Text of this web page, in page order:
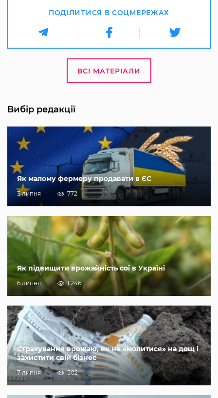
ПОДІЛИТИСЯ В СОЦМЕРЕЖАХ
ВСІ МАТЕРІАЛИ
Вибір редакції
Як малому фермеру продавати в ЄС
3 липня 772
Як підвищити врожайність сої в Україні
6 липня 1 246
Страхування врожаю, як не «молитися» на дощ і
захистити свій бізнес
7 липня 502